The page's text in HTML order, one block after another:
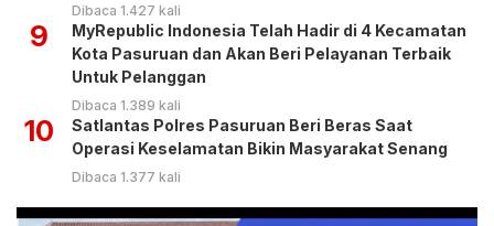
Dibaca 1.427 kali
9
MyRepublic Indonesia Telah Hadir di 4 Kecamatan
Kota Pasuruan dan Akan Beri Pelayanan Terbaik
Untuk Pelanggan
Dibaca 1.389 kali
10
Satlantas Polres Pasuruan Beri Beras Saat
Operasi Keselamatan Bikin Masyarakat Senang
Dibaca 1.377 kali